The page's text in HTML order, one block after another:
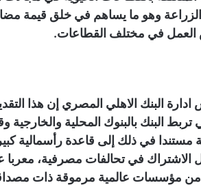
و الزراعة وهو ما يساهم في خلق قيمة
العمل في مختلف القطاعات.
البنك الاهلي المصري إن هذا
البنك بالبنوك المحلية والخارجية
مستندا في ذلك إلى قاعدة رأسمالية
في تحالفات مصرفية، معربا
من مؤسسات عالمية مرموقة ذات